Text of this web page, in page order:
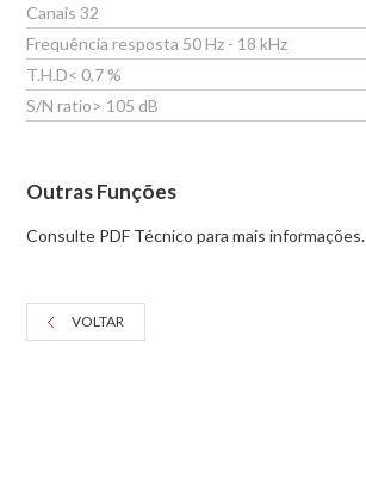
Canais 32
Frequência resposta 50 Hz - 18 kHz
T.H.D< 0,7 %
S/N ratio> 105 dB
Outras Funções
Consulte PDF Técnico para mais informações.
VOLTAR